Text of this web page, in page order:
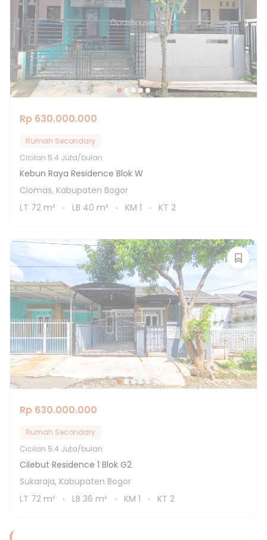
Rp 630.000.000
Rumah Secondary
Cicilan 5.4 Juta/bulan
Kebun Raya Residence Blok W
Ciomas, Kabupaten Bogor
LT 72 m² LB 40 m² KM 1 KT 2
Rp 630.000.000
Rumah Secondary
Cicilan 5.4 Juta/bulan
Cilebut Residence 1 Blok G2
Sukaraja, Kabupaten Bogor
LT 72 m² LB 36 m² KM 1 KT 2